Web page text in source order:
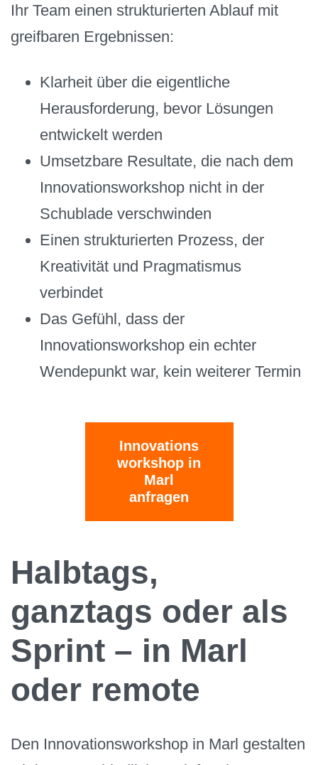
Ihr Team einen strukturierten Ablauf mit
greifbaren Ergebnissen:
Klarheit über die eigentliche
Herausforderung, bevor Lösungen
entwickelt werden
Umsetzbare Resultate, die nach dem
Innovationsworkshop nicht in der
Schublade verschwinden
Einen strukturierten Prozess, der
Kreativität und Pragmatismus
verbindet
Das Gefühl, dass der
Innovationsworkshop ein echter
Wendepunkt war, kein weiterer Termin
Innovations
workshop in
Marl
anfragen
Halbtags,
ganztags oder als
Sprint – in Marl
oder remote
Den Innovationsworkshop in Marl gestalten